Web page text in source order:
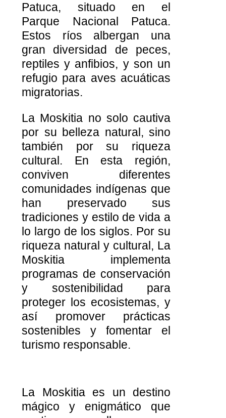
Patuca, situado en el
Parque Nacional Patuca.
Estos ríos albergan una
gran diversidad de peces,
reptiles y anfibios, y son un
refugio para aves acuáticas
migratorias.
La Moskitia no solo cautiva
por su belleza natural, sino
también por su riqueza
cultural. En esta región,
conviven diferentes
comunidades indígenas que
han preservado sus
tradiciones y estilo de vida a
lo largo de los siglos. Por su
riqueza natural y cultural, La
Moskitia implementa
programas de conservación
y sostenibilidad para
proteger los ecosistemas, y
así promover prácticas
sostenibles y fomentar el
turismo responsable.
La Moskitia es un destino
mágico y enigmático que